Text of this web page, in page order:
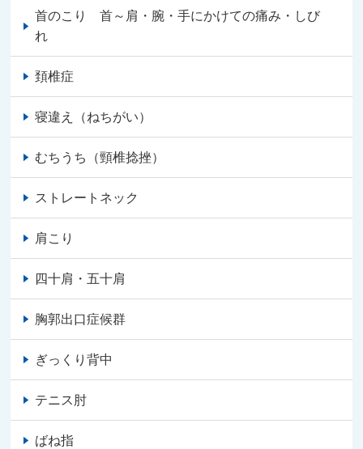
首のこり 首～肩・腕・手にかけての痛み・しび
れ
頚椎症
寝違え（ねちがい）
むちうち（頸椎捻挫）
ストレートネック
肩こり
四十肩・五十肩
胸郭出口症候群
ぎっくり背中
テニス肘
ばね指